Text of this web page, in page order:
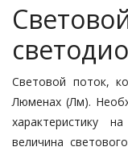
Световой поток,
Люменах (Лм).
характеристику
величина